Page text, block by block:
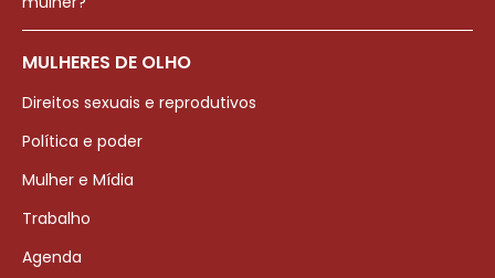
MULHERES DE OLHO
Direitos sexuais e reprodutivos
Política e poder
Mulher e Mídia
Trabalho
Agenda